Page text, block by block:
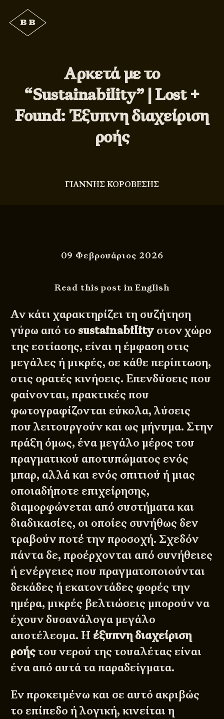
Αρκετά με το
“Sustainability” | Lost +
Found: Έξυπνη διαχείριση
ροής
ΓΙΑΝΝΗΣ ΚΟΡΟΒΕΣΗΣ
09 Φεβρουάριος 2026
Read this post in English
Αν κάτι χαρακτηρίζει τη συζήτηση
γύρω από το sustainability στον χώρο
της εστίασης, είναι η έμφαση στις
μεγάλες ή μικρές, σε κάθε περίπτωση,
στις ορατές κινήσεις. Επενδύσεις που
φαίνονται, πρακτικές που
φωτογραφίζονται εύκολα, λύσεις
που λειτουργούν και ως μήνυμα. Στην
πράξη όμως, ένα μεγάλο μέρος του
πραγματικού αποτυπώματος ενός
μπαρ, αλλά και ενός σπιτιού ή μιας
οποιαδήποτε επιχείρησης,
διαμορφώνεται από συστήματα και
διαδικασίες, οι οποίες συνήθως δεν
τραβούν ποτέ την προσοχή. Σχεδόν
πάντα δε, προέρχονται από συνήθειες
ή ενέργειες που πραγματοποιούνται
δεκάδες ή εκατοντάδες φορές την
ημέρα, μικρές βελτιώσεις μπορούν να
έχουν δυσανάλογα μεγάλο
αποτέλεσμα. Η έξυπνη διαχείριση
ροήςτου νερού της τουαλέτας είναι
ένα από αυτά τα παραδείγματα.
Εν προκειμένω και σε αυτό ακριβώς
το επίπεδο ή λογική, κινείται η